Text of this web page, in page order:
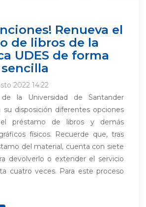
Renueva el
de libros de la
UDES de forma
2022 14:22
la Universidad de Santander
su disposición diferentes opciones
préstamo de libros y demás
físicos. Recuerde que, tras
del material, cuenta con siete
devolverlo o extender el servicio
cuatro veces. Para este proceso